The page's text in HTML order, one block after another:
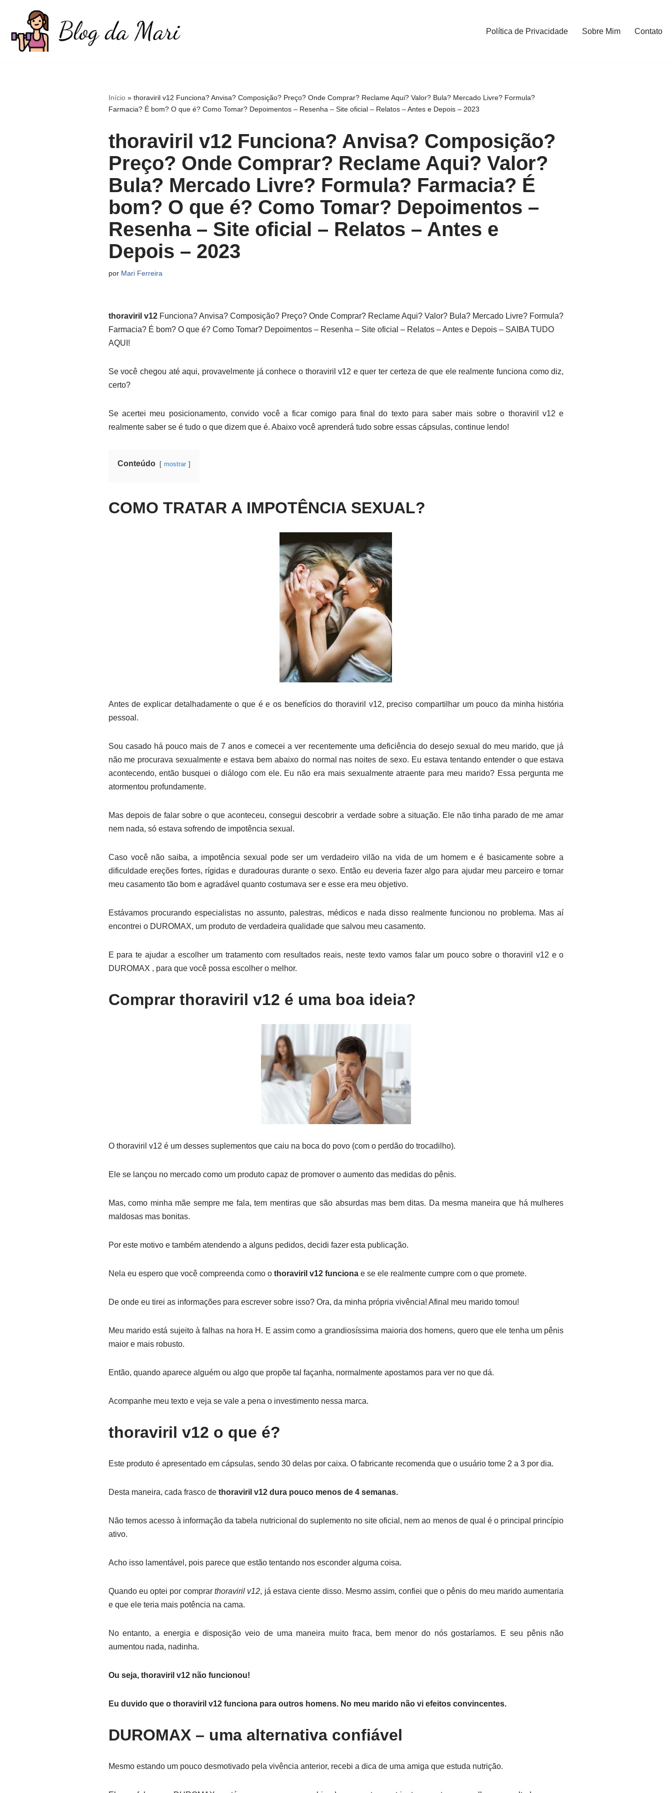
para
Política de Privacidade Sobre Mim Contato
Início» thoraviril v12 Funciona? Anvisa? Composição? Preço? Onde Comprar? Reclame Aqui? Valor? Bula? Mercado Livre? Formula?
Farmacia? É bom? O que é? Como Tomar? Depoimentos – Resenha – Site oficial – Relatos – Antes e Depois – 2023
thoraviril v12 Funciona? Anvisa? Composição?
Preço? Onde Comprar? Reclame Aqui? Valor?
Bula? Mercado Livre? Formula? Farmacia? É
bom? O que é? Como Tomar? Depoimentos –
Resenha – Site oficial – Relatos – Antes e
Depois – 2023
por Mari Ferreira
thoraviril v12Funciona? Anvisa? Composição? Preço? Onde Comprar? Reclame Aqui? Valor? Bula? Mercado Livre? Formula?
Farmacia? É bom? O que é? Como Tomar? Depoimentos – Resenha – Site oficial – Relatos – Antes e Depois – SAIBA TUDO
AQUI!
Se você chegou até aqui, provavelmente já conhece o thoraviril v12 e quer ter certeza de que ele realmente funciona como diz,
certo?
Se acertei meu posicionamento, convido você a ficar comigo para final do texto para saber mais sobre o thoraviril v12 e
realmente saber se é tudo o que dizem que é. Abaixo você aprenderá tudo sobre essas cápsulas, continue lendo!
Conteúdo mostrar
COMO TRATAR A IMPOTÊNCIA SEXUAL?
Antes de explicar detalhadamente o que é e os benefícios do thoraviril v12, preciso compartilhar um pouco da minha história
pessoal.
Sou casado há pouco mais de 7 anos e comecei a ver recentemente uma deficiência do desejo sexual do meu marido, que já
não me procurava sexualmente e estava bem abaixo do normal nas noites de sexo. Eu estava tentando entender o que estava
acontecendo, então busquei o diálogo com ele. Eu não era mais sexualmente atraente para meu marido? Essa pergunta me
atormentou profundamente.
Mas depois de falar sobre o que aconteceu, consegui descobrir a verdade sobre a situação. Ele não tinha parado de me amar
nem nada, só estava sofrendo de impotência sexual.
Caso você não saiba, a impotência sexual pode ser um verdadeiro vilão na vida de um homem e é basicamente sobre a
dificuldade ereções fortes, rígidas e duradouras durante o sexo. Então eu deveria fazer algo para ajudar meu parceiro e tornar
meu casamento tão bom e agradável quanto costumava ser e esse era meu objetivo.
Estávamos procurando especialistas no assunto, palestras, médicos e nada disso realmente funcionou no problema. Mas aí
encontrei o DUROMAX, um produto de verdadeira qualidade que salvou meu casamento.
E para te ajudar a escolher um tratamento com resultados reais, neste texto vamos falar um pouco sobre o thoraviril v12 e o
DUROMAX , para que você possa escolher o melhor.
Comprar thoraviril v12 é uma boa ideia?
O thoraviril v12 é um desses suplementos que caiu na boca do povo (com o perdão do trocadilho).
Ele se lançou no mercado como um produto capaz de promover o aumento das medidas do pênis.
Mas, como minha mãe sempre me fala, tem mentiras que são absurdas mas bem ditas. Da mesma maneira que há mulheres
maldosas mas bonitas.
Por este motivo e também atendendo a alguns pedidos, decidi fazer esta publicação.
Nela eu espero que você compreenda como o thoraviril v12 funcionae se ele realmente cumpre com o que promete.
De onde eu tirei as informações para escrever sobre isso? Ora, da minha própria vivência! Afinal meu marido tomou!
Meu marido está sujeito à falhas na hora H. E assim como a grandiosíssima maioria dos homens, quero que ele tenha um pênis
maior e mais robusto.
Então, quando aparece alguém ou algo que propõe tal façanha, normalmente apostamos para ver no que dá.
Acompanhe meu texto e veja se vale a pena o investimento nessa marca.
thoraviril v12 o que é?
Este produto é apresentado em cápsulas, sendo 30 delas por caixa. O fabricante recomenda que o usuário tome 2 a 3 por dia.
Desta maneira, cada frasco de thoraviril v12 dura pouco menos de 4 semanas.
Não temos acesso à informação da tabela nutricional do suplemento no site oficial, nem ao menos de qual é o principal princípio
ativo.
Acho isso lamentável, pois parece que estão tentando nos esconder alguma coisa.
Quando eu optei por comprarthoraviril v12, já estava ciente disso. Mesmo assim, confiei que o pênis do meu marido aumentaria
e que ele teria mais potência na cama.
No entanto, a energia e disposição veio de uma maneira muito fraca, bem menor do nós gostaríamos. E seu pênis não
aumentou nada, nadinha.
Ou seja, thoraviril v12 não funcionou!
Eu duvido que o thoraviril v12 funciona para outros homens. No meu marido não vi efeitos convincentes.
DUROMAX – uma alternativa confiável
Mesmo estando um pouco desmotivado pela vivência anterior, recebi a dica de uma amiga que estuda nutrição.